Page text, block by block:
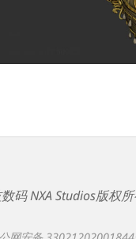
码 NXA Studios版权所